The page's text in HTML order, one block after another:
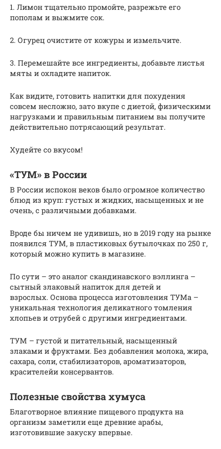
1. Лимон тщательно промойте, разрежьте его
пополам и выжмите сок.
2. Огурец очистите от кожуры и измельчите.
3. Перемешайте все ингредиенты, добавьте листья
мяты и охладите напиток.
Как видите, готовить напитки для похудения
совсем несложно, зато вкупе с диетой, физическими
нагрузками и правильным питанием вы получите
действительно потрясающий результат.
Худейте со вкусом!
«ТУМ» в России
В России испокон веков было огромное количество
блюд из круп: густых и жидких, насыщенных и не
очень, с различными добавками.
Вроде бы ничем не удивишь, но в 2019 году на рынке
появился ТУМ, в пластиковых бутылочках по 250 г,
который можно купить в магазине.
По сути – это аналог скандинавского вэллинга –
сытный злаковый напиток для детей и
взрослых. Основа процесса изготовления ТУМа –
уникальная технология деликатного томления
хлопьев и отрубей с другими ингредиентами.
ТУМ – густой и питательный, насыщенный
злаками и фруктами. Без добавления молока, жира,
сахара, соли, стабилизаторов, ароматизаторов,
красителейи консервантов.
Полезные свойства хумуса
Благотворное влияние пищевого продукта на
организм заметили еще древние арабы,
изготовившие закуску впервые.